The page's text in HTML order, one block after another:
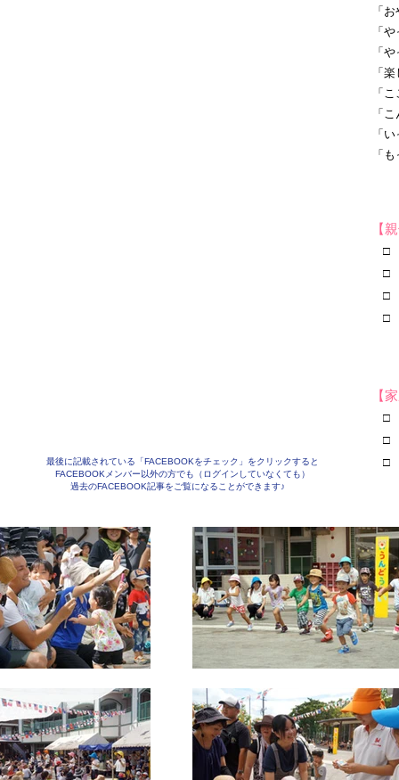
最後に記載されている「FACEBOOKをチェック」をクリックすると
FACEBOOKメンバー以外の方でも（ログインしていなくても）
過去のFACEBOOK記事をご覧になることができます♪
「
「
「
「
「
「
「
「
【
□
□
□
□
【
□
□
□